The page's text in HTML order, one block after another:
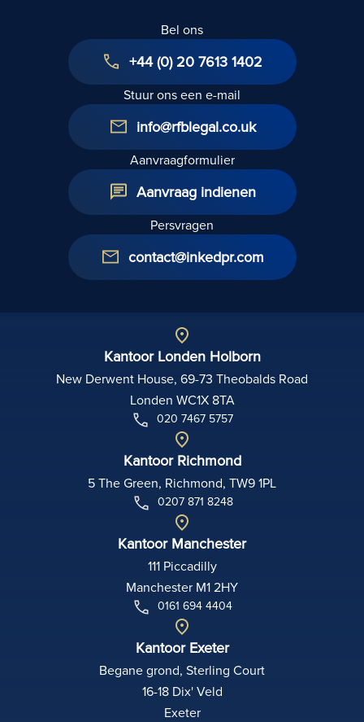
Bel ons
+44 (0) 20 7613 1402
Stuur ons een e-mail
info@rfblegal.co.uk
Aanvraagformulier
Aanvraag indienen
Persvragen
contact@inkedpr.com
Kantoor Londen Holborn
New Derwent House, 69-73 Theobalds Road
Londen WC1X 8TA
020 7467 5757
Kantoor Richmond
5 The Green, Richmond, TW9 1PL
0207 871 8248
Kantoor Manchester
111 Piccadilly
Manchester M1 2HY
0161 694 4404
Kantoor Exeter
Begane grond, Sterling Court
16-18 Dix' Veld
Exeter